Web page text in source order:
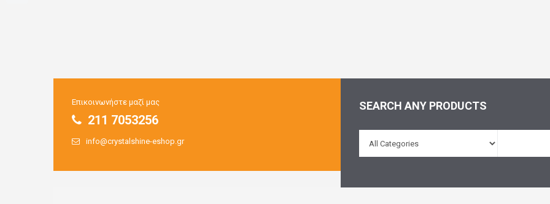
Επικοινωνήστε μαζί μας
211 7053256
info@crystalshine-eshop.gr
SEARCH ANY PRODUCTS